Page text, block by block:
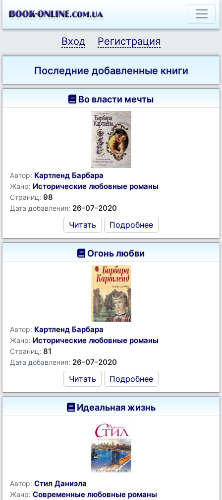
Вход Регистрация
Последние добавленные книги
Во власти мечты
Автор: Картленд Барбара
Жанр: Исторические любовные романы
Страниц: 98
Дата добавления: 26-07-2020
Читать Подробнее
Огонь любви
Автор: Картленд Барбара
Жанр: Исторические любовные романы
Страниц: 81
Дата добавления: 26-07-2020
Читать Подробнее
Идеальная жизнь
Автор: Стил Даниэла
Жанр: Современные любовные романы